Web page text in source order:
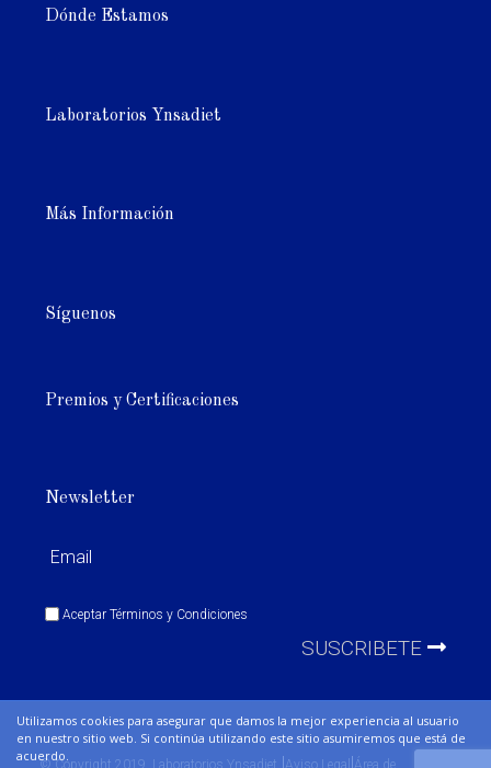
Utilizamos cookies para asegurar que damos la mejor experiencia al usuario
en nuestro sitio web. Si continúa utilizando este sitio asumiremos que está de
acuerdo.
Dónde Estamos
Laboratorios Ynsadiet
Más Información
Síguenos
Premios y Certificaciones
Newsletter
AceptarTérminos y Condiciones
SUSCRIBETE
© Copyright 2019. Laboratorios Ynsadiet |Aviso Legal |Área de